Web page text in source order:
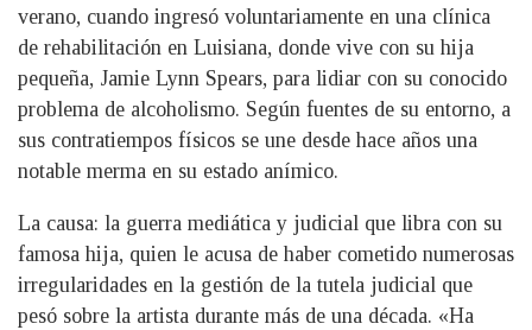
verano, cuando ingresó voluntariamente en una clínica
de rehabilitación en Luisiana, donde vive con su hija
pequeña, Jamie Lynn Spears, para lidiar con su conocido
problema de alcoholismo. Según fuentes de su entorno, a
sus contratiempos físicos se une desde hace años una
notable merma en su estado anímico.
La causa: la guerra mediática y judicial que libra con su
famosa hija, quien le acusa de haber cometido numerosas
irregularidades en la gestión de la tutela judicial que
pesó sobre la artista durante más de una década. «Ha